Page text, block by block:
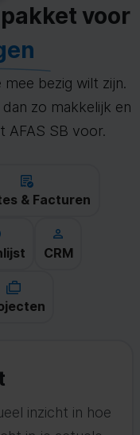
voor
bezig wilt zijn.
zo makkelijk en
AFAS SB voor.
& Facturen
CRM
inzicht in hoe